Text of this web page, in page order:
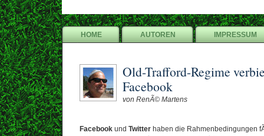
HOME AUTOREN IMPRESSUM
Old-Trafford-Regime
Facebook
von RenÃ© Martens
Facebook und Twitter haben die Rahmenbedingungen